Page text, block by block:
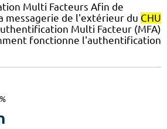
Multi Facteurs Afin de
messagerie de l'extérieur du CHU
Multi Facteur (MFA)
fonctionne l'authentification